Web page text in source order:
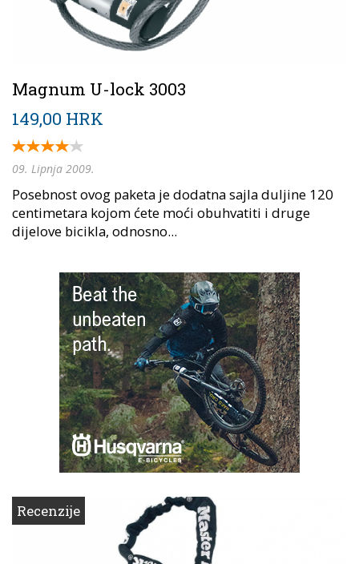
Magnum U-lock 3003
149,00 HRK
09. Lipnja 2009.
Posebnost ovog paketa je dodatna sajla duljine 120
centimetara kojom ćete moći obuhvatiti i druge
dijelove bicikla, odnosno...
Recenzije